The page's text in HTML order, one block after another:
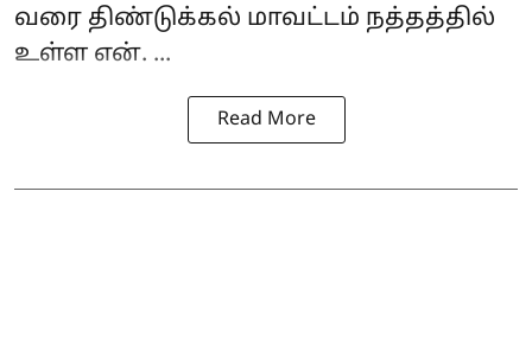
வரை திண்டுக்கல் மாவட்டம் நத்தத்தில்
உள்ள என். ...
Read More